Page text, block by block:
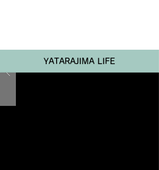
YATARAJIMA LIFE